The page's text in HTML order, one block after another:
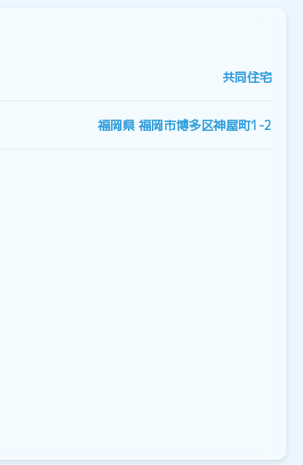
共同住宅
福岡県 福岡市博多区神屋町1-2